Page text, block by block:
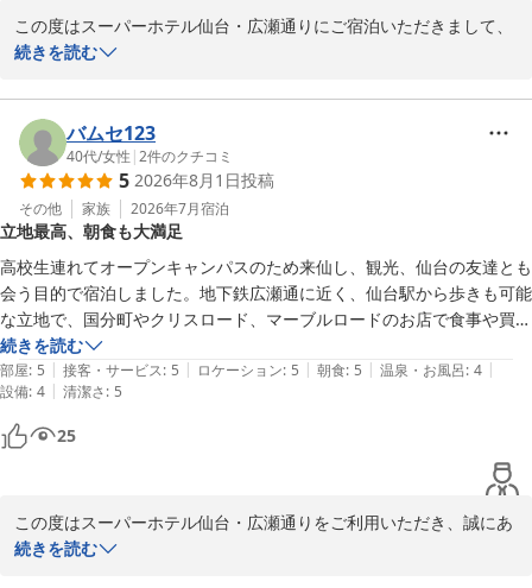
スーパーホテル仙台・広瀬通り 支配人・スタッフ一同
2026-08-09
この度はスーパーホテル仙台・広瀬通りにご宿泊いただきまして、
誠にありがとうございます。
温泉の洗い場の混雑によりご不便をおかけし、誠に申し訳ございま
せん。今後も皆様により心地よくご利用いただけるよう、いただい
たご意見を大切にしてまいります。
お部屋のベッドやロフトベッドでお子様とゆったりお休みいただけ
たとのことで、何よりでございます。また、朝食会場にてスタッフ
の元気な挨拶や対応ぶりをお褒めくださり、スタッフ一同大変励み
となっております。当ホテルの朝食は焼き立てパンをはじめバラン
スの良いメニューを心がけており、ご満足いただけて嬉しい限りで
す。
クチコミをご投稿いただき、心より感謝申し上げます。仙台駅や国
分町にも徒歩圏内で、観光やビジネスにも便利な立地となっており
ますので、よろしければまたの機会にご利用ください。
厳しい暑さが続いておりますので、どうぞご自愛くださいませ。次
回もお待ちしております。
続きを読む
バムセ123
40代/女性 |2件のクチコミ
5 2026年8月1日投稿
その他 家族 2026年7月宿泊
立地最高、朝食も大満足
高校生連れてオープンキャンパスのため来仙し、観光、仙台の友達とも
会う目的で宿泊しました。地下鉄広瀬通に近く、仙台駅から歩きも可能
な立地で、国分町やクリスロード、マーブルロードのお店で食事や買い
物にとにかく便利。
昨年利用の奈良スーパーホテルが良くて仙台でも選ばせていただきまし
た。女性浴場はやはり小さく、4人以上は手狭なのが共通で、入るタイ
ミングを計るのがなかなか難しい。ウェルカムドリンクは奈良より種類
が少なかったものの、代わりに無料の朝食ビュッフェが大満足。外国人
ランドリーが一台故障していて混雑しており、浴場と同じくタイミング
計るのが難しかったものの、他のお客さんと使い方や終了時間の情報交
換して使いこなしました。
続きを読む
部屋: 5 | 接客・サービス: 5 | ロケーション: 5 | 朝食: 5 | 温泉・お風呂: 4 |
設備: 4 | 清潔さ: 5
25
この度はスーパーホテル仙台・広瀬通りをご利用いただき、誠にあ
りがとうございます。ご家族での大切なオープンキャンパスやご友
続きを読む